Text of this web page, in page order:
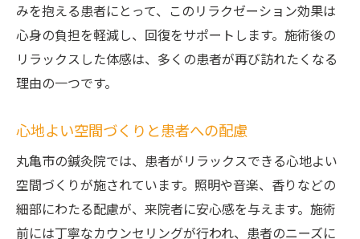
みを抱える患者にとって、このリラクゼーション効果は
心身の負担を軽減し、回復をサポートします。施術後の
リラックスした体感は、多くの患者が再び訪れたくなる
理由の一つです。
心地よい空間づくりと患者への配慮
丸亀市の鍼灸院では、患者がリラックスできる心地よい
空間づくりが施されています。照明や音楽、香りなどの
細部にわたる配慮が、来院者に安心感を与えます。施術
前には丁寧なカウンセリングが行われ、患者のニーズに